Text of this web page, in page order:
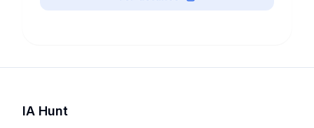
IA Hunt